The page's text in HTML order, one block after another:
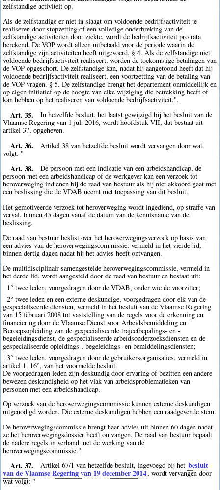
zelfstandige activiteit op.
Als de zelfstandige er niet in slaagt om voldoende bedrijfsactiviteit te
realiseren door stopzetting of een volledige onderbreking van de
zelfstandige activiteiten door ziekte, wordt de bedrijfsactiviteit pro rata
berekend. De VOP wordt alleen uitbetaald voor de periode waarin de
zelfstandige zijn activiteiten heeft uitgevoerd. § 4. Als de zelfstandige niet
voldoende bedrijfsactiviteit realiseert, worden de toekomstige betalingen van
de VOP opgeschort. De zelfstandige kan, nadat hij aangetoond heeft dat hij
voldoende bedrijfsactiviteit realiseert, een voortzetting van de betaling van
de VOP vragen. § 5. De zelfstandige brengt het departement onmiddellijk en
op eigen initiatief op de hoogte van elke wijziging die betrekking heeft of
kan hebben op het realiseren van voldoende bedrijfsactiviteit.".
Art. 35.
In hetzelfde besluit, het laatst gewijzigd bij het besluit van de
Vlaamse Regering van 1 juli 2016, wordt hoofdstuk VII, dat bestaat uit
artikel 37, opgeheven.
Art. 36.
Artikel 38 van hetzelfde besluit wordt vervangen door wat
volgt: "
Art. 38.
De persoon met een indicatie van een arbeidshandicap, de
persoon met een arbeidshandicap of de werkgever kan een verzoek tot
heroverweging indienen bij de raad van bestuur als hij niet akkoord gaat met
een beslissing die de VDAB neemt met toepassing van dit besluit.
Het gemotiveerde verzoek tot heroverweging wordt ingediend, op straffe van
verval, binnen 45 dagen vanaf de datum van de kennisname van de
beslissing.
De raad van bestuur beslist over het heroverwegingsverzoek op basis van
een advies van de heroverwegingscommissie, vermeld in het vierde lid,
binnen dertig dagen nadat hij het advies heeft ontvangen.
De multidisciplinair samengestelde heroverwegingscommissie, vermeld in
het derde lid, wordt aangesteld door de raad van bestuur en bestaat uit:
1° twee leden, voorgedragen door de VDAB, onder wie de voorzitter;
2° twee leden en een externe deskundige, voorgedragen door elk van de
gespecialiseerde diensten, vermeld in het besluit van de Vlaamse Regering
van 15 februari 2008 tot vaststelling van de regels voor de erkenning en
financiering door de Vlaamse Dienst voor Arbeidsbemiddeling en
Beroepsopleiding van de gespecialiseerde trajectbepalings- en -
begeleidingsdienst, de gespecialiseerde arbeidsonderzoeksdiensten en de
gespecialiseerde opleidings-, begeleidings- en bemiddelingsdiensten;
3° twee leden, voorgedragen door de gebruikersorganisaties, vermeld in
artikel 1, 16°, van het voormelde besluit.
De voorgedragen leden zijn deskundig door ervaring of bezitten een andere
bewezen deskundigheid op het vlak van arbeidsproblematieken van
personen met een arbeidshandicap.
Op verzoek van de heroverwegingscommissie kunnen externe deskundigen
uitgenodigd worden. Die externe deskundigen hebben een raadgevende stem.
De heroverwegingscommissie brengt haar advies uit binnen 60 dagen nadat
ze het heroverwegingsdossier heeft ontvangen. De raad van bestuur bepaalt
de nadere regels in verband met de werking van de
heroverwegingscommissie.".
Art. 37. Artikel 67/1 van hetzelfde besluit, ingevoegd bij het besluit
van de Vlaamse Regering van 19 december 2014, wordt vervangen door
wat volgt: "